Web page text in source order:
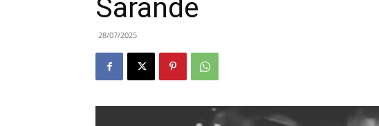
Sarandë
28/07/2025